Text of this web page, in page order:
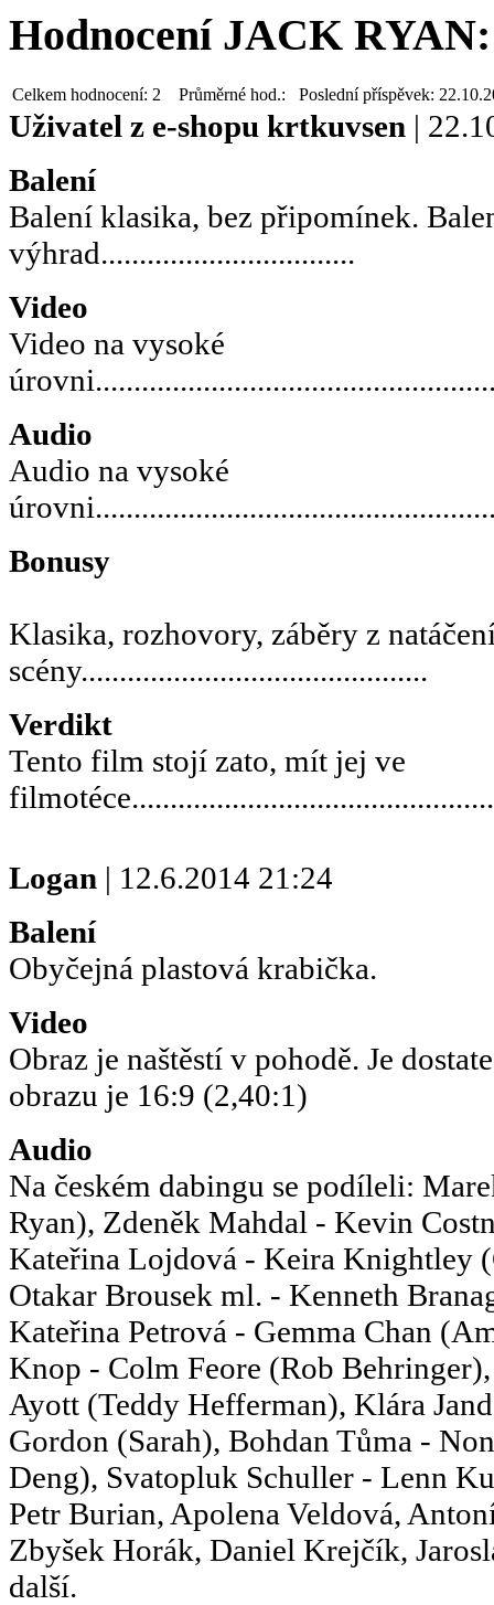
Hodnocení JACK
Celkem hodnocení: 2 Průměrné hod.: Poslední příspěvek:
Uživatel z e-shopu krtkuvsen |
Balení
Balení klasika, bez připomínek.
výhrad.................................
Video
Video na vysoké
Audio
Audio na vysoké
Bonusy
Klasika, rozhovory, záběry z
scény.............................................
Verdikt
Tento film stojí zato, mít jej ve
Logan | 12.6.2014 21:24
Balení
Obyčejná plastová krabička.
Video
Obraz je naštěstí v pohodě. Je
obrazu je 16:9 (2,40:1)
Audio
Na českém dabingu se podíleli:
Ryan), Zdeněk Mahdal - Kevin
Kateřina Lojdová - Keira Knightley
Otakar Brousek ml. - Kenneth
Kateřina Petrová - Gemma Chan
Knop - Colm Feore (Rob
Ayott (Teddy Hefferman), Klára
Gordon (Sarah), Bohdan Tůma -
Deng), Svatopluk Schuller - Lenn
Petr Burian, Apolena Veldová,
Zbyšek Horák, Daniel Krejčík,
další.